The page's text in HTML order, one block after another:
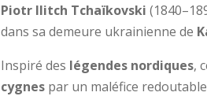
Piotr Ilitch Tchaïkovski
dans sa demeure ukrainienne de
Inspiré des légendes nordiques,
cygnes par un maléfice